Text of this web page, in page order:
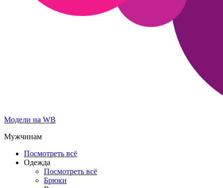
Модели на WB
Мужчинам
Посмотреть всё
Одежда
Посмотреть всё
Брюки